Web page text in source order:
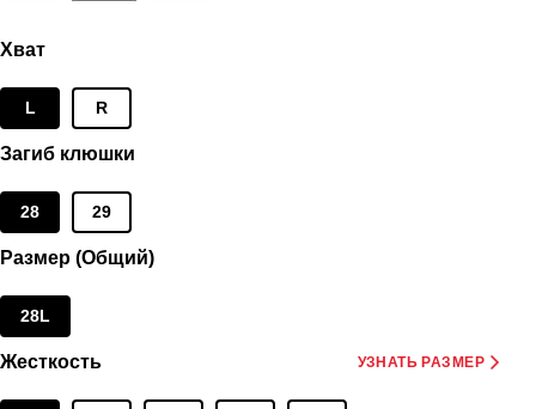
Хват
L R
Загиб клюшки
28 29
Размер (Общий)
28L
Жесткость УЗНАТЬ РАЗМЕР